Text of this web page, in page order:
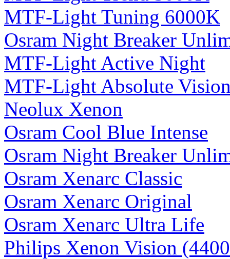
MTF-Light Tuning 6000K
Osram Night Breaker
MTF-Light Active Night
MTF-Light Absolute
Neolux Xenon
Osram Cool Blue Intense
Osram Night Breaker
Osram Xenarc Classic
Osram Xenarc Original
Osram Xenarc Ultra Life
Philips Xenon Vision